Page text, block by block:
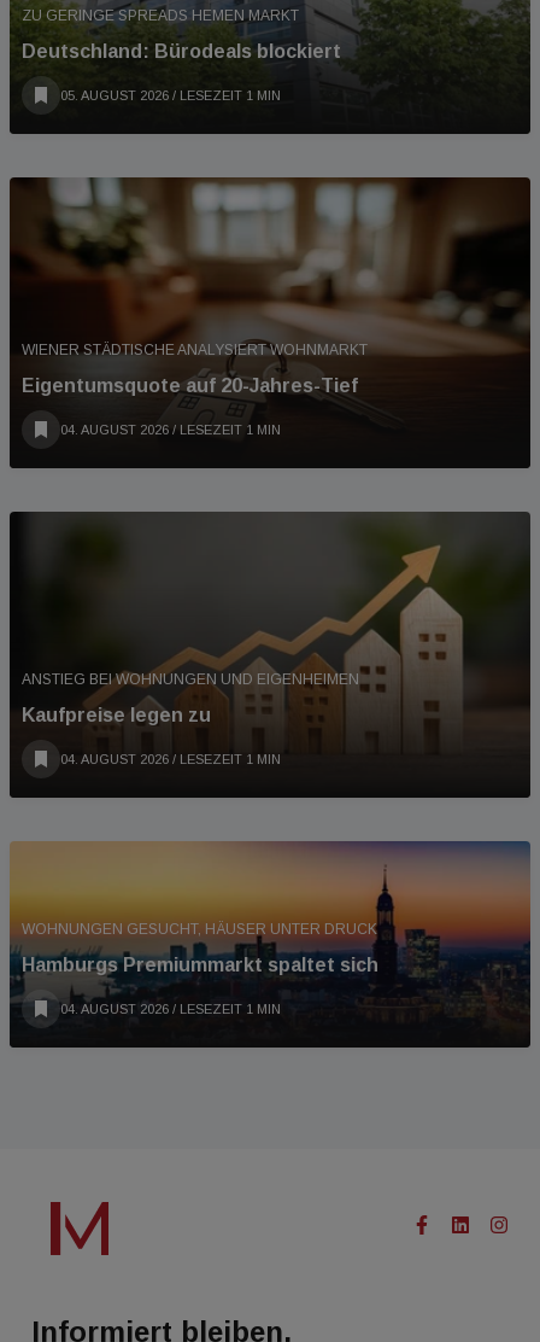
ZU GERINGE SPREADS HEMEN MARKT
Deutschland: Bürodeals blockiert
05. AUGUST 2026 / LESEZEIT 1 MIN
WIENER STÄDTISCHE ANALYSIERT WOHNMARKT
Eigentumsquote auf 20-Jahres-Tief
04. AUGUST 2026 / LESEZEIT 1 MIN
ANSTIEG BEI WOHNUNGEN UND EIGENHEIMEN
Kaufpreise legen zu
04. AUGUST 2026 / LESEZEIT 1 MIN
WOHNUNGEN GESUCHT, HÄUSER UNTER DRUCK
Hamburgs Premiummarkt spaltet sich
04. AUGUST 2026 / LESEZEIT 1 MIN
Informiert bleiben.